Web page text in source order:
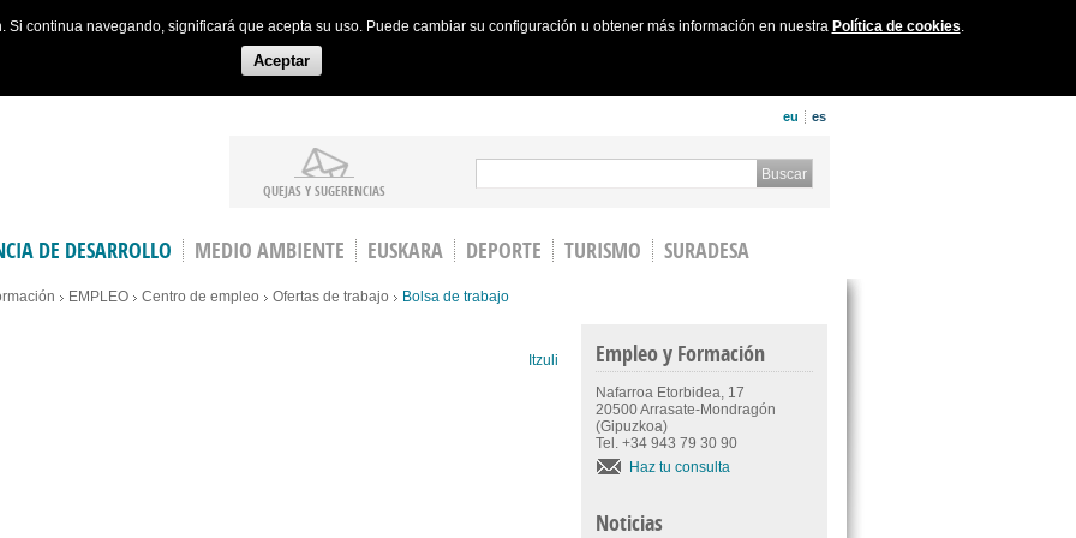
Si continua navegando, significará que acepta su uso. Puede cambiar su configuración u obtener más información en nuestra Política de cookies.
Aceptar
eu es
QUEJAS Y SUGERENCIAS
Search form
DE DESARROLLO MEDIO AMBIENTE EUSKARA DEPORTE TURISMO
SURADESA
EMPLEO Centro de empleo Ofertas de trabajo Bolsa de trabajo
Itzuli Empleo y Formación
Nafarroa Etorbidea, 17
20500 Arrasate-Mondragón
(Gipuzkoa)
Tel. +34 943 79 30 90
Haz tu consulta
Noticias